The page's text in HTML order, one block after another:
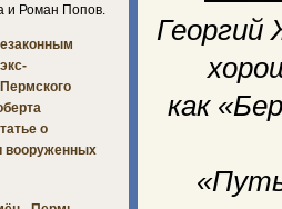
как
и Роман Попов.
о
вооруженных